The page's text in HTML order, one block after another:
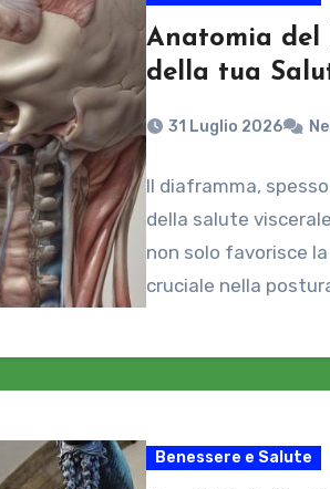
Anatomia del
della tua
31 Luglio 2026
Il diaframma,
della salute
non solo favorisce
cruciale nella
Benessere e Salute